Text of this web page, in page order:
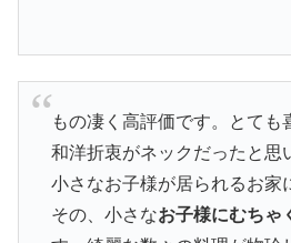
もの凄く高評価です。とても
和洋折衷がネックだったと思
小さなお子様が居られるお家
その、小さなお子様にむちゃ